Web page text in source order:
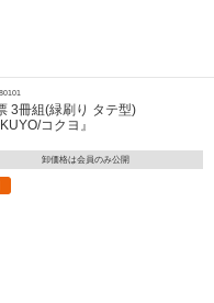
3冊組(緑刷り タテ型)
コクヨ』
卸価格は会員のみ公開